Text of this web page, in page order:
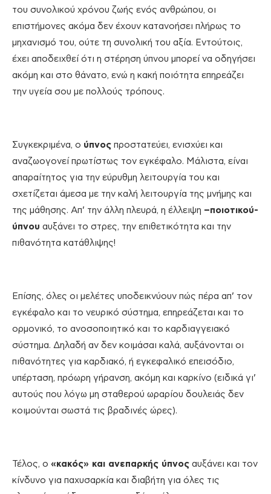
του συνολικού χρόνου ζωής ενός ανθρώπου, οι
επιστήμονες ακόμα δεν έχουν κατανοήσει πλήρως το
μηχανισμό του, ούτε τη συνολική του αξία. Εντούτοις,
έχει αποδειχθεί ότι η στέρηση ύπνου μπορεί να οδηγήσει
ακόμη και στο θάνατο, ενώ η κακή ποιότητα επηρεάζει
την υγεία σου με πολλούς τρόπους.
Συγκεκριμένα, ο ύπνος προστατεύει, ενισχύει και
αναζωογονεί πρωτίστως τον εγκέφαλο. Μάλιστα, είναι
απαραίτητος για την εύρυθμη λειτουργία του και
σχετίζεται άμεσα με την καλή λειτουργία της μνήμης και
της μάθησης. Απ’ την άλλη πλευρά, η έλλειψη –ποιοτικού-
ύπνου αυξάνει το στρες, την επιθετικότητα και την
πιθανότητα κατάθλιψης!
Επίσης, όλες οι μελέτες υποδεικνύουν πώς πέρα απ’ τον
εγκέφαλο και το νευρικό σύστημα, επηρεάζεται και το
ορμονικό, το ανοσοποιητικό και το καρδιαγγειακό
σύστημα. Δηλαδή αν δεν κοιμάσαι καλά, αυξάνονται οι
πιθανότητες για καρδιακό, ή εγκεφαλικό επεισόδιο,
υπέρταση, πρόωρη γήρανση, ακόμη και καρκίνο (ειδικά γι’
αυτούς που λόγω μη σταθερού ωραρίου δουλειάς δεν
κοιμούνται σωστά τις βραδινές ώρες).
Τέλος, ο «κακός» και ανεπαρκής ύπνος αυξάνει και τον
κίνδυνο για παχυσαρκία και διαβήτη για όλες τις